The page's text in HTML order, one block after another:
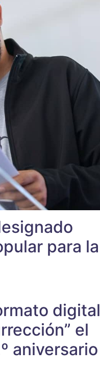
para la
digital
el
aniversario